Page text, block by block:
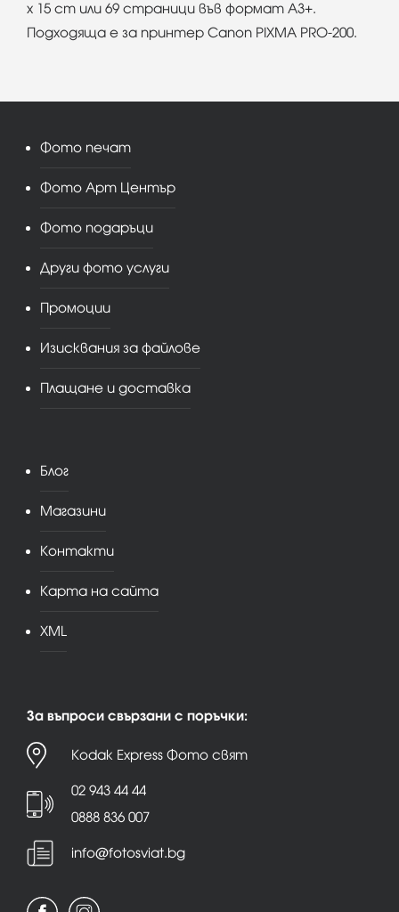
x 15 cm или 69 страници във формат A3+.
Подходяща е за принтер Canon PIXMA PRO-200.
Фото печат
Фото Арт Център
Фото подаръци
Други фото услуги
Промоции
Изисквания за файлове
Плащане и доставка
Блог
Магазини
Контакти
Карта на сайта
XML
За въпроси свързани с поръчки:
Kodak Express Фото свят
02 943 44 44
0888 836 007
info@fotosviat.bg